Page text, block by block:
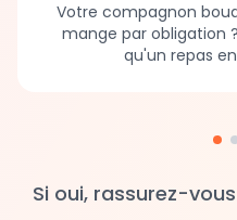
Votre compagnon
mange par obligation
qu'un repas
Si oui, rassurez-